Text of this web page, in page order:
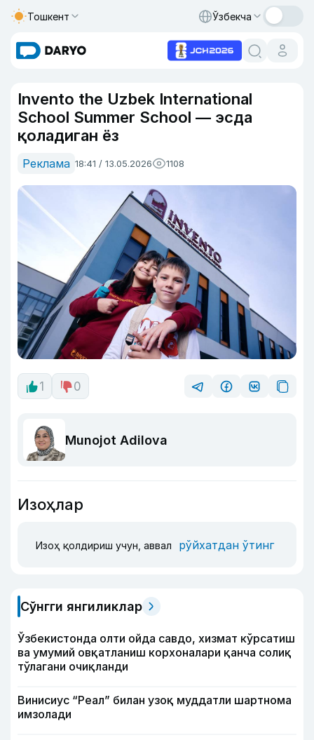
Тошкент Ўзбекча
Invento the Uzbek International
School Summer School — эсда
қоладиган ёз
Реклама 18:41 / 13.05.2026 1108
1 0
Munojot Adilova
Изоҳлар
Изоҳ қолдириш учун, аввал рўйхатдан ўтинг
Сўнгги янгиликлар
Ўзбекистонда олти ойда савдо, хизмат кўрсатиш
ва умумий овқатланиш корхоналари қанча солиқ
тўлагани очиқланди
Винисиус “Реал” билан узоқ муддатли шартнома
имзолади